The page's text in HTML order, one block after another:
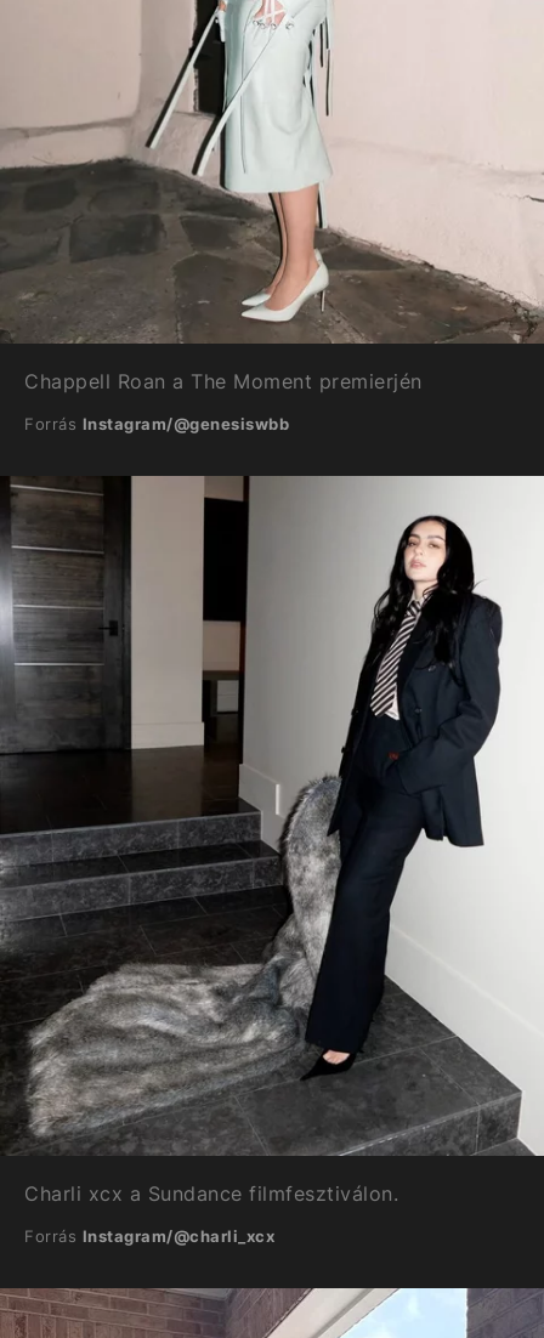
Chappell Roan a The Moment premierjén
Forrás Instagram/@genesiswbb
Charli xcx a Sundance filmfesztiválon.
Forrás Instagram/@charli_xcx